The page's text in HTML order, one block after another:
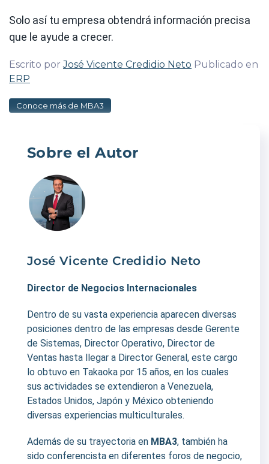
Solo así tu empresa obtendrá información precisa
que le ayude a crecer.
Escrito porJosé Vicente Credidio Neto Publicado en
ERP
Conoce más de MBA3
Sobre el Autor
José Vicente Credidio Neto
Director de Negocios Internacionales
Dentro de su vasta experiencia aparecen diversas
posiciones dentro de las empresas desde Gerente
de Sistemas, Director Operativo, Director de
Ventas hasta llegar a Director General, este cargo
lo obtuvo en Takaoka por 15 años, en los cuales
sus actividades se extendieron a Venezuela,
Estados Unidos, Japón y México obteniendo
diversas experiencias multiculturales.
Además de su trayectoria en MBA3, también ha
sido conferencista en diferentes foros de negocio,